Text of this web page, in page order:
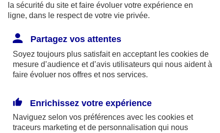
Paris Cedex 09. Le détail des procédures de
recours et de réclamation et les
disponibles sur le site axa.fr.
AXA France IARD et AXA France Vie sont
mandataires exclusifs en opérations de
246 et n°13 005 764 (consultable
surwww.orias.fr)
la sécurité du site et faire évoluer votre expérience en
ligne, dans le respect de votre vie privée.
Partagez vos attentes
Soyez toujours plus satisfait en acceptant les cookies de
mesure d’audience et d’avis utilisateurs qui nous aident à
faire évoluer nos offres et nos services.
Enrichissez votre expérience
Naviguez selon vos préférences avec les cookies et
traceurs marketing et de personnalisation qui nous